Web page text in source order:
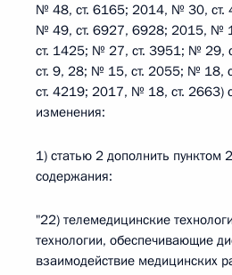
№ 48, ст. 6165; 2014, № 30, ст.
№ 49, ст. 6927, 6928; 2015, №
ст. 1425; № 27, ст. 3951; № 29,
ст. 9, 28; № 15, ст. 2055; № 18,
ст. 4219; 2017, № 18, ст. 2663)
изменения:
1) статью 2 дополнить пунктом
содержания:
"22) телемедицинские
технологии, обеспечивающие
взаимодействие медицинских